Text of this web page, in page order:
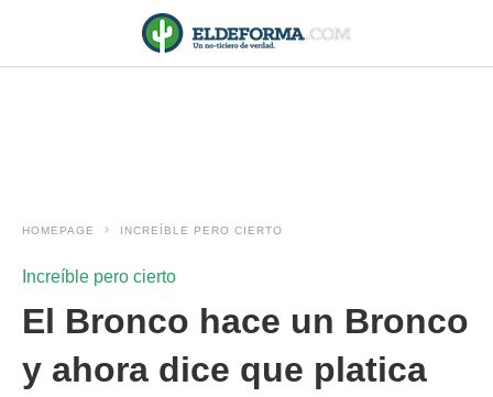
HOMEPAGE INCREÍBLE PERO CIERTO
Increíble pero cierto
El Bronco hace un Bronco
y ahora dice que platica